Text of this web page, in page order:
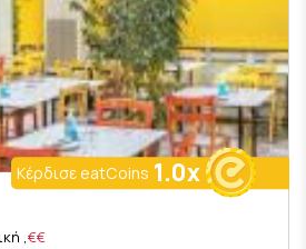
Κέρδισε eatCoins 1.0x
€€
, Αθήνα - Κέντρο, Ελληνική